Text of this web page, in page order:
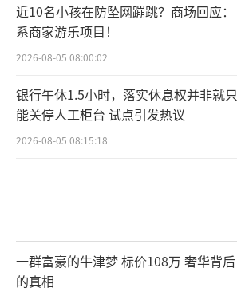
近10名小孩在防坠网蹦跳？商场回应：
系商家游乐项目！
2026-08-05 08:00:02
银行午休1.5小时，落实休息权并非就只
能关停人工柜台 试点引发热议
2026-08-05 08:15:18
一群富豪的牛津梦 标价108万 奢华背后
的真相